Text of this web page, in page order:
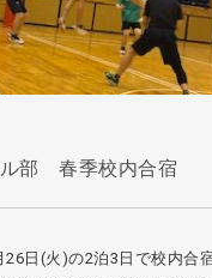
部 春季校内合宿
日(火)の2泊3日で校内合